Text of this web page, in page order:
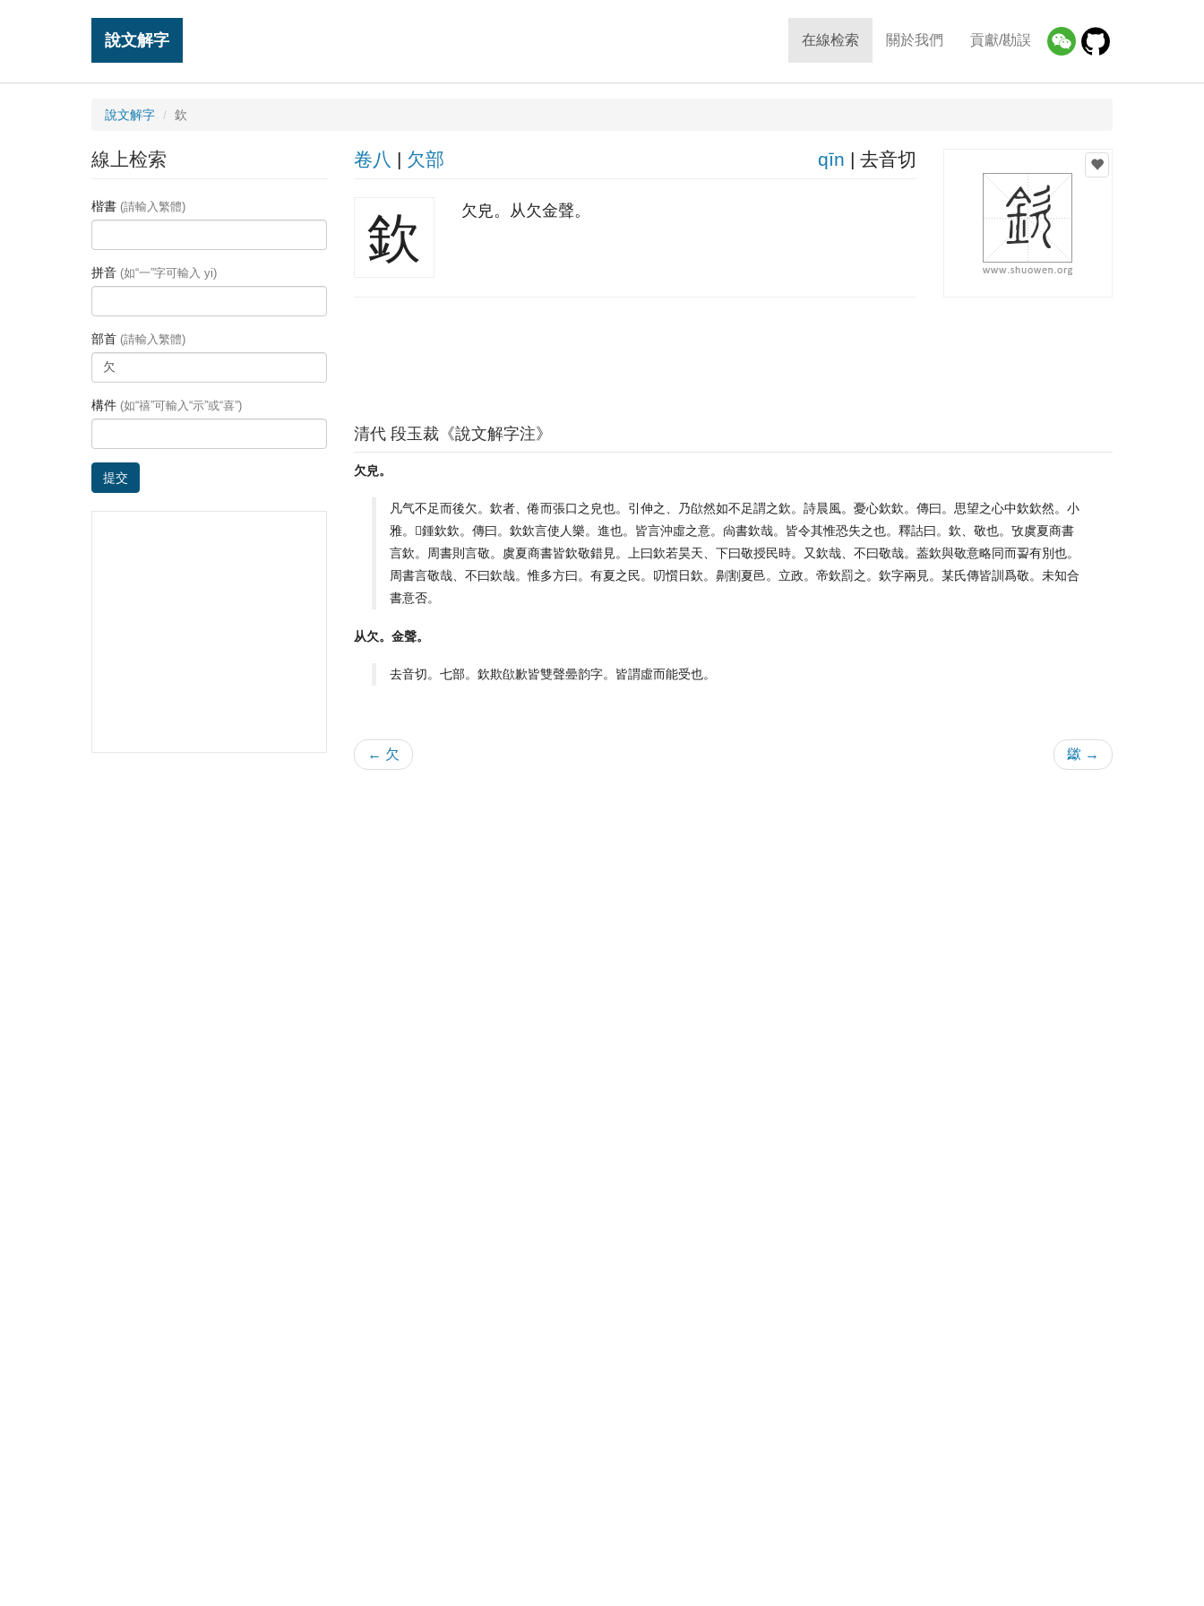
說文解字 在線检索 關於我們 貢獻/勘誤
說文解字 欽
卷八 | 欠部 qīn | 去音切
欽 欠皃。从欠金聲。
清代 段玉裁《說文解字注》
欠皃。
凡气不足而後欠。欽者、倦而張口之皃也。引伸之、乃欿然如不足謂之欽。詩晨風。憂心欽欽。傳曰。思望之心中欽欽然。小
雅。𡔷鍾欽欽。傳曰。欽欽言使人樂。進也。皆言沖虛之意。尙書欽哉。皆令其惟恐失之也。釋詁曰。欽、敬也。攷虞夏商書
言欽。周書則言敬。虞夏商書皆欽敬錯見。上曰欽若昊天、下曰敬授民時。又欽哉、不曰敬哉。葢欽與敬意略同而䛐有別也。
周書言敬哉、不曰欽哉。惟多方曰。有夏之民。叨懫日欽。劓割夏邑。立政。帝欽罰之。欽字兩見。某氏傳皆訓爲敬。未知合
書意否。
从欠。金聲。
去音切。七部。欽欺欿歉皆雙聲㬪韵字。皆謂虛而能受也。
← 欠 㱍 →
線上检索
楷書 (請輸入繁體)
拼音 (如“一”字可輸入 yi)
部首 (請輸入繁體)
構件 (如“禧”可輸入“示”或“喜”)
提交